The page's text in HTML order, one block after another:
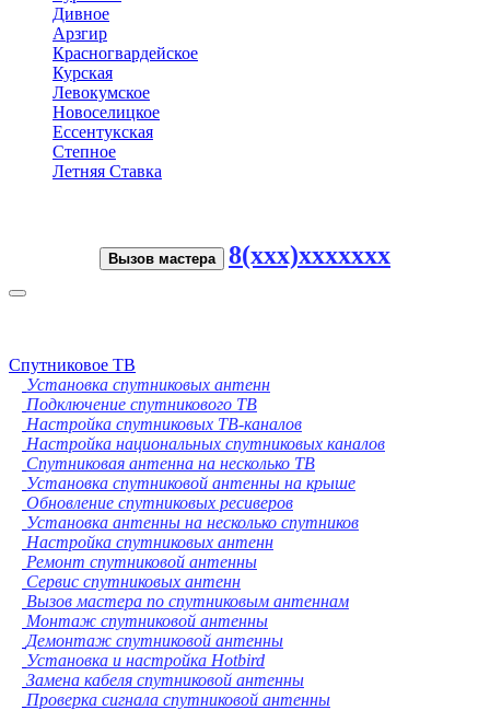
Дивное
Арзгир
Красногвардейское
Курская
Левокумское
Новоселицкое
Ессентукская
Степное
Летняя Ставка
Вызов мастера 8(xxx)xxxxxxx
Toggle
Спутниковое ТВ
Установка спутниковых антенн
Подключение спутникового ТВ
Настройка спутниковых ТВ-каналов
Настройка национальных спутниковых каналов
Спутниковая антенна на несколько ТВ
Установка спутниковой антенны на крыше
Обновление спутниковых ресиверов
Установка антенны на несколько спутников
Настройка спутниковых антенн
Ремонт спутниковой антенны
Сервис спутниковых антенн
Вызов мастера по спутниковым антеннам
Монтаж спутниковой антенны
Демонтаж спутниковой антенны
Установка и настройка Hotbird
Замена кабеля спутниковой антенны
Проверка сигнала спутниковой антенны